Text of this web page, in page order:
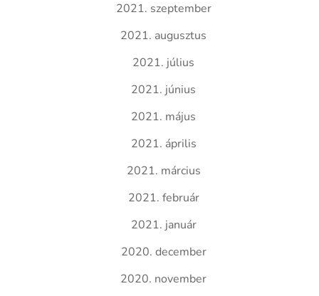
2021. szeptember
2021. augusztus
2021. július
2021. június
2021. május
2021. április
2021. március
2021. február
2021. január
2020. december
2020. november